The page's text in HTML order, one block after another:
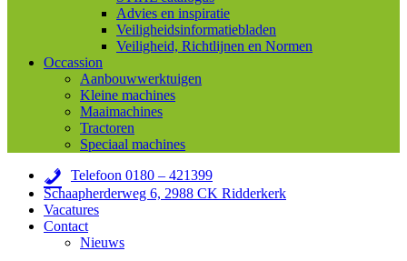
Advies en inspiratie
Veiligheidsinformatiebladen
Veiligheid, Richtlijnen en Normen
Occassion
Aanbouwwerktuigen
Kleine machines
Maaimachines
Tractoren
Speciaal machines
Telefoon 0180 – 421399
Schaapherderweg 6, 2988 CK Ridderkerk
Vacatures
Contact
Nieuws